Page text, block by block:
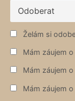
Želám si
Mám záujem
Mám záujem
Mám záujem